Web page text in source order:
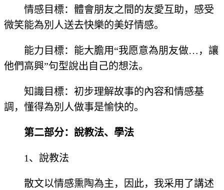
情感目標：體會朋友之間的友愛互助，感受
微笑能為別人送去快樂的美好情感。
能力目標：能大膽用“我愿意為朋友做…，讓
他們高興”句型說出自己的想法。
知識目標：初步理解故事的內容和情感基
調，懂得為別人做事是愉快的。
第二部分：說教法、學法
1、說教法
散文以情感熏陶為主，因此，我采用了講述